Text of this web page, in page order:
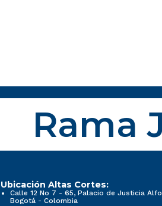
Rama
Ubicación Altas Cortes:
Calle 12 No 7 - 65, Palacio de Justicia
Bogotá - Colombia